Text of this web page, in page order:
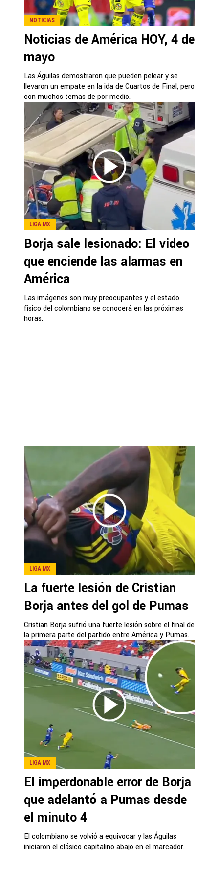
NOTICIAS
Noticias de América HOY, 4 de
mayo
Las Águilas demostraron que pueden pelear y se
llevaron un empate en la ida de Cuartos de Final, pero
con muchos temas de por medio.
LIGA MX
Borja sale lesionado: El video
que enciende las alarmas en
América
Las imágenes son muy preocupantes y el estado
físico del colombiano se conocerá en las próximas
horas.
LIGA MX
La fuerte lesión de Cristian
Borja antes del gol de Pumas
Cristian Borja sufrió una fuerte lesión sobre el final de
la primera parte del partido entre América y Pumas.
LIGA MX
El imperdonable error de Borja
que adelantó a Pumas desde
el minuto 4
El colombiano se volvió a equivocar y las Águilas
iniciaron el clásico capitalino abajo en el marcador.